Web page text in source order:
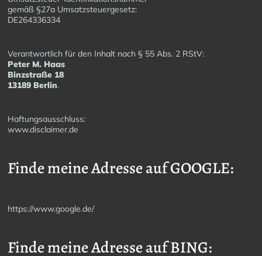
gemäß §27a Umsatzsteuergesetz:
DE264336334
Verantwortlich für den Inhalt nach § 55 Abs. 2 RStV:
Peter M. Haas
Binzstraße 18
13189 Berlin.
Haftungsausschluss:
www.disclaimer.de
Finde meine Adresse auf GOOGLE:
https://www.google.de/
Finde meine Adresse auf BING: